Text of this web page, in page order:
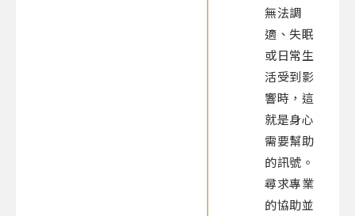
無法調
適、失眠
或日常生
活受到影
響時，這
就是身心
需要幫助
的訊號。
尋求專業
的協助並